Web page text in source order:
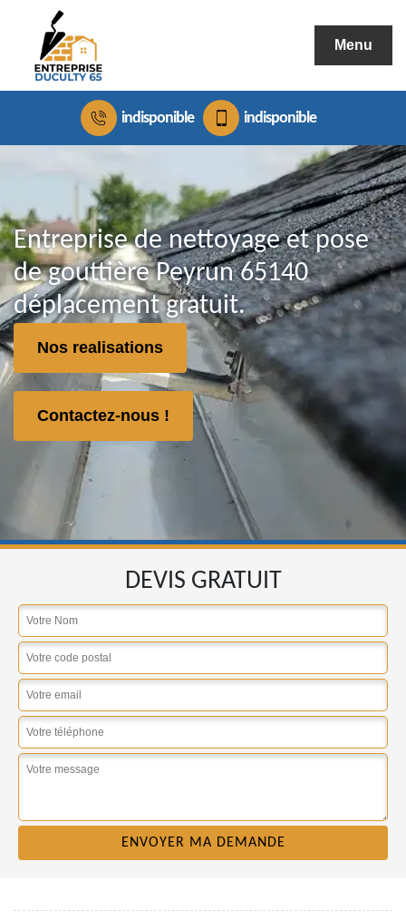
Menu
indisponible indisponible
Entreprise de nettoyage et pose
de gouttière Peyrun 65140
déplacement gratuit.
Nos realisations
Contactez-nous !
DEVIS GRATUIT